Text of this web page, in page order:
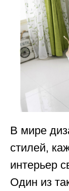
В мире
стилей,
интерьер
Один из